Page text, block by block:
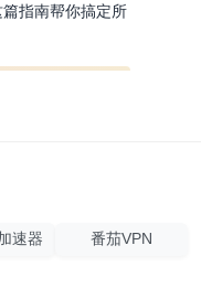
指南帮你搞定所
速器 番茄VPN